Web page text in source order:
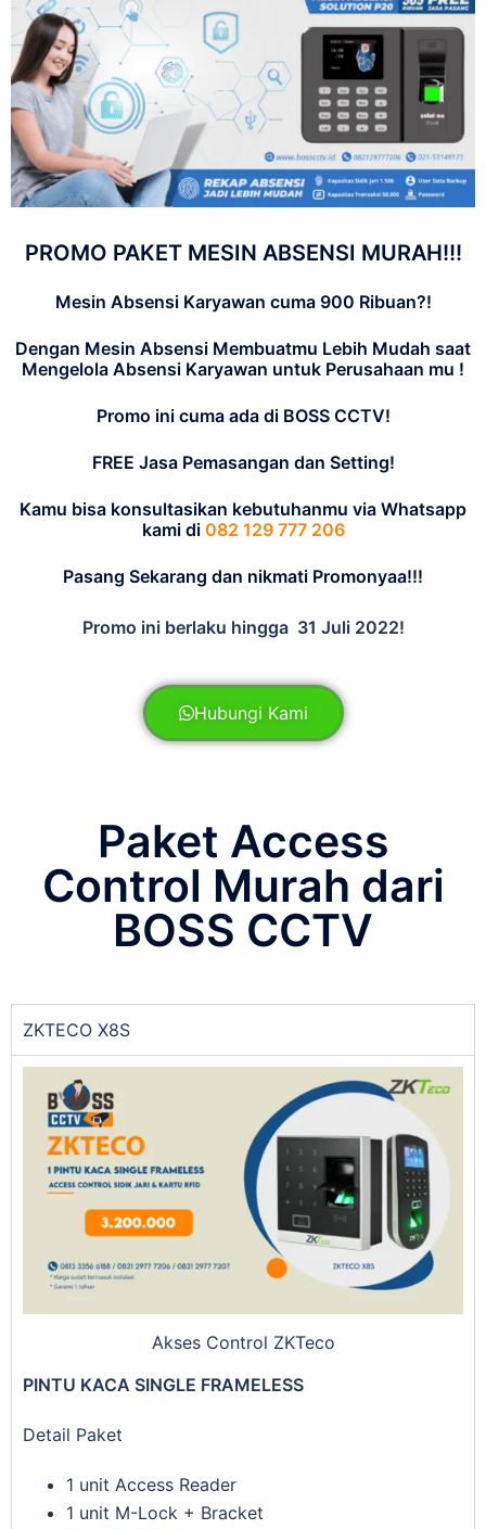
PROMO PAKET MESIN ABSENSI MURAH!!!
Mesin Absensi Karyawan cuma 900 Ribuan?!
Dengan Mesin Absensi Membuatmu Lebih Mudah saat
Mengelola Absensi Karyawan untuk Perusahaan mu !
Promo ini cuma ada di BOSS CCTV!
FREE Jasa Pemasangan dan Setting!
Kamu bisa konsultasikan kebutuhanmu via Whatsapp
kami di 082 129 777 206
Pasang Sekarang dan nikmati Promonyaa!!!
Promo ini berlaku hingga 31 Juli 2022!
Hubungi Kami
Paket Access
Control Murah dari
BOSS CCTV
ZKTECO X8S
Akses Control ZKTeco
PINTU KACA SINGLE FRAMELESS
Detail Paket
1 unit Access Reader
1 unit M-Lock + Bracket